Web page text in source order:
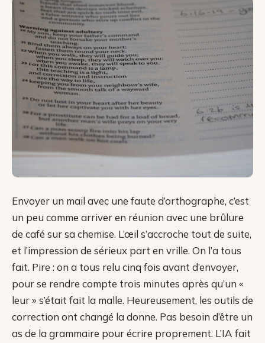
Envoyer un mail avec une faute d’orthographe, c’est
un peu comme arriver en réunion avec une brûlure
de café sur sa chemise. L’œil s’accroche tout de suite,
et l’impression de sérieux part en vrille. On l’a tous
fait. Pire : on a tous relu cinq fois avant d’envoyer,
pour se rendre compte trois minutes après qu’un «
leur » s’était fait la malle. Heureusement, les outils de
correction ont changé la donne. Pas besoin d’être un
as de la grammaire pour écrire proprement. L’IA fait